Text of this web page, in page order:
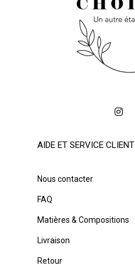
AIDE ET SERVICE CLIENT
Nous contacter
FAQ
Matières & Compositions
Livraison
Retour